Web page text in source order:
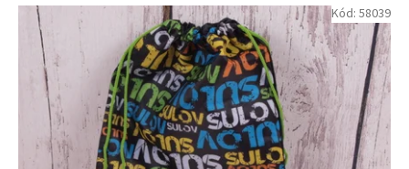
Kód: 58039